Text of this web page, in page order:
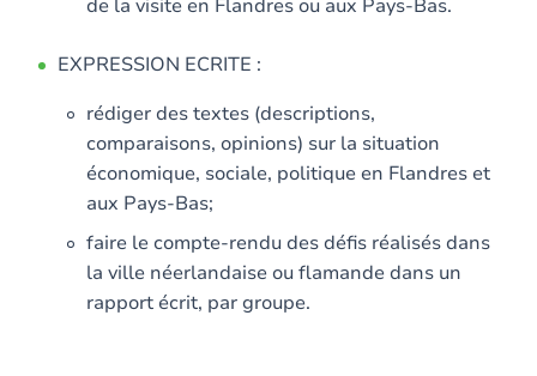
de la visite en Flandres ou aux Pays-Bas.
EXPRESSION ECRITE :
rédiger des textes (descriptions,
comparaisons, opinions) sur la situation
économique, sociale, politique en Flandres et
aux Pays-Bas;
faire le compte-rendu des défis réalisés dans
la ville néerlandaise ou flamande dans un
rapport écrit, par groupe.